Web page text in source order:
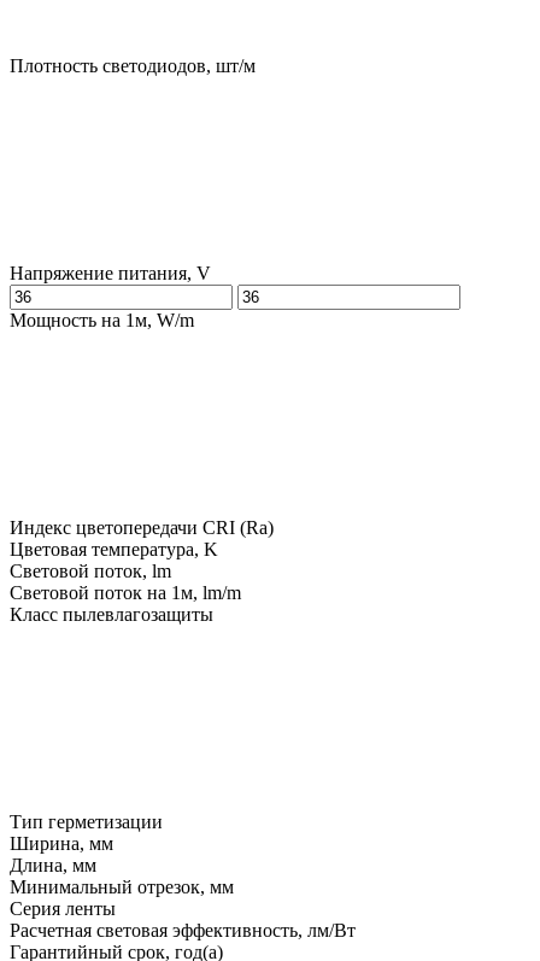
Плотность светодиодов, шт/м
Напряжение питания, V
Мощность на 1м, W/m
Индекс цветопередачи CRI (Ra)
Цветовая температура, K
Световой поток, lm
Световой поток на 1м, lm/m
Класс пылевлагозащиты
Тип герметизации
Ширина, мм
Длина, мм
Минимальный отрезок, мм
Серия ленты
Расчетная световая эффективность, лм/Вт
Гарантийный срок, год(а)